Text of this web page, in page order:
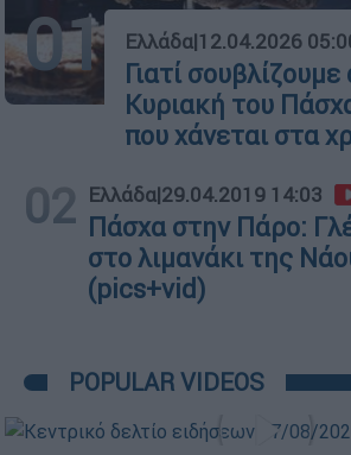
01 Ελλάδα|12.04.2026
Γιατί
Κυριακή του
που χάνεται στα
02 Ελλάδα|29.04.2019 14:03
Πάσχα στην Πάρο:
στο λιμανάκι της
(pics+vid)
POPULAR VIDEOS